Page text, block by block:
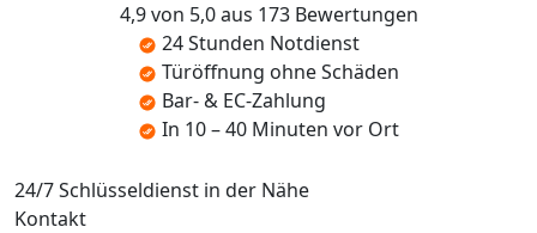
4,9 von 5,0 aus 173 Bewertungen
24 Stunden Notdienst
Türöffnung ohne Schäden
Bar- & EC-Zahlung
In 10 – 40 Minuten vor Ort
24/7 Schlüsseldienst in der Nähe
Kontakt